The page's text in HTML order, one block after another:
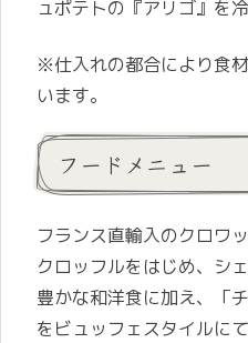
ュポテトの『アリゴ』を
※仕入れの都合により食
います。
フードメニュー
フランス直輸入のクロワ
クロッフルをはじめ、シ
豊かな和洋食に加え、「
をビュッフェスタイルに